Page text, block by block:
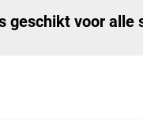
geschikt voor alle